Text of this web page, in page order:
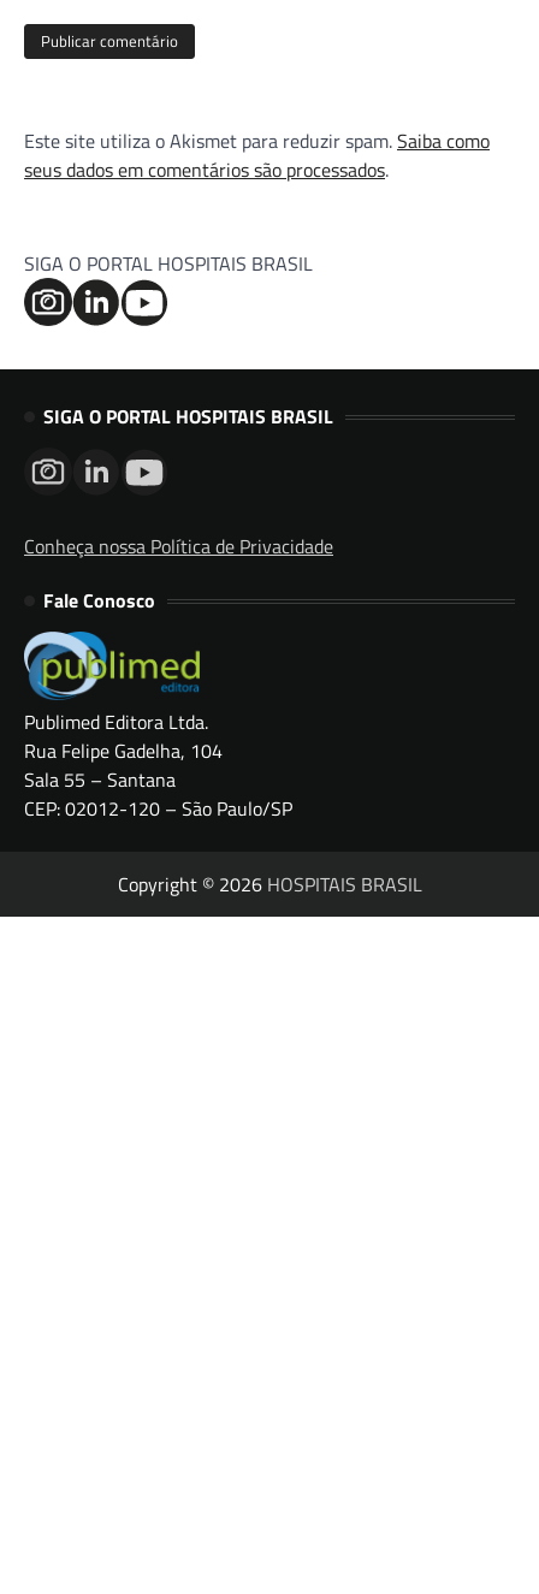
Este site utiliza o Akismet para reduzir spam.Saiba como
seus dados em comentários são processados.
SIGA O PORTAL HOSPITAIS BRASIL
SIGA O PORTAL HOSPITAIS BRASIL
Conheça nossa Política de Privacidade
Fale Conosco
Publimed Editora Ltda.
Rua Felipe Gadelha, 104
Sala 55 – Santana
CEP: 02012-120 – São Paulo/SP
Copyright © 2026 HOSPITAIS BRASIL